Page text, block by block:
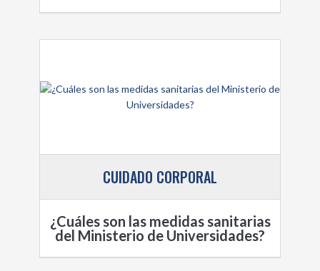
CUIDADO CORPORAL
¿Cuáles son las medidas sanitarias
del Ministerio de Universidades?